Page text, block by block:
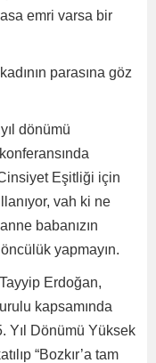
emri varsa bir
parasına göz
dönümü
Eşitliği için
vah ki ne
babanızın
yapmayın.
Erdoğan,
kapsamında
Yıl Dönümü Yüksek
“Bozkır’a tam